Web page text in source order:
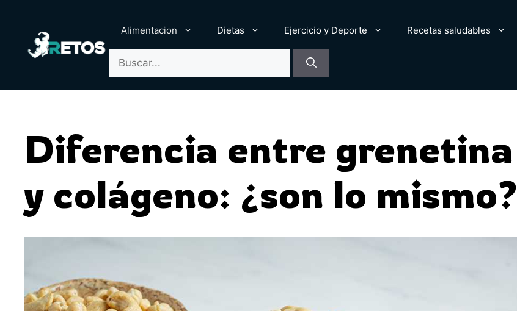
contenido
Alimentacion Dietas Ejercicio y Deporte Recetas saludables
Buscar:
Diferencia entre grenetina
y colágeno: ¿son lo mismo?